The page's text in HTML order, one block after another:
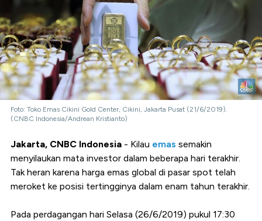
Foto: Toko Emas Cikini Gold Center, Cikini, Jakarta Pusat (21/6/2019).
(CNBC Indonesia/Andrean Kristianto)
Jakarta, CNBC Indonesia - Kilau emas semakin
menyilaukan mata investor dalam beberapa hari terakhir.
Tak heran karena harga emas global di pasar spot telah
meroket ke posisi tertingginya dalam enam tahun terakhir.
Pada perdagangan hari Selasa (26/6/2019) pukul 17:30